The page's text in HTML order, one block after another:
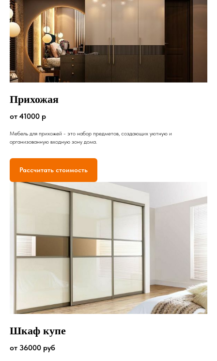
Прихожая
от 41000 р
Мебель для прихожей - это набор предметов, создающих уютную и
организованную входную зону дома.
Рассчитать стоимость
Шкаф купе
от 36000 руб